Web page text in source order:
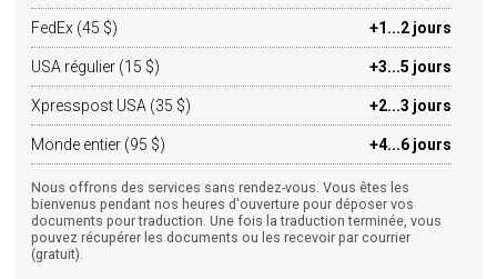
FedEx (45 $) +1...2 jours
USA régulier (15 $) +3...5 jours
Xpresspost USA (35 $) +2...3 jours
Monde entier (95 $) +4...6 jours
Nous offrons des services sans rendez-vous. Vous êtes les
bienvenus pendant nos heures d'ouverture pour déposer vos
documents pour traduction. Une fois la traduction terminée, vous
pouvez récupérer les documents ou les recevoir par courrier
(gratuit).